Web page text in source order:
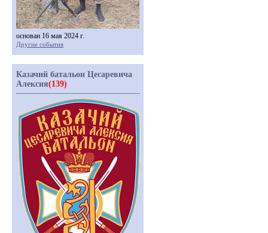
основан 16 мая 2024 г.
Другие события
Казачий батальон Цесаревича
Алексия(139)